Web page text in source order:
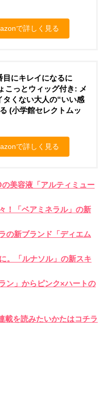
で詳しく見る
目にキレイになるに
こっとウィッグ付き: メ
タくない大人の“いい感
(小学館セレクトムッ
で詳しく見る
美容液「アルティミュー
！「ベアミネラル」の新
の新ブランド「ディエム
。「ルナソル」の新スキ
ン」からピンク×ハートの
載を読みたいかたはコチラ